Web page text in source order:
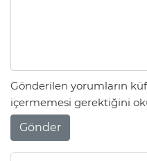
Gönderilen yorumların
içermemesi gerektiğini
Gönder